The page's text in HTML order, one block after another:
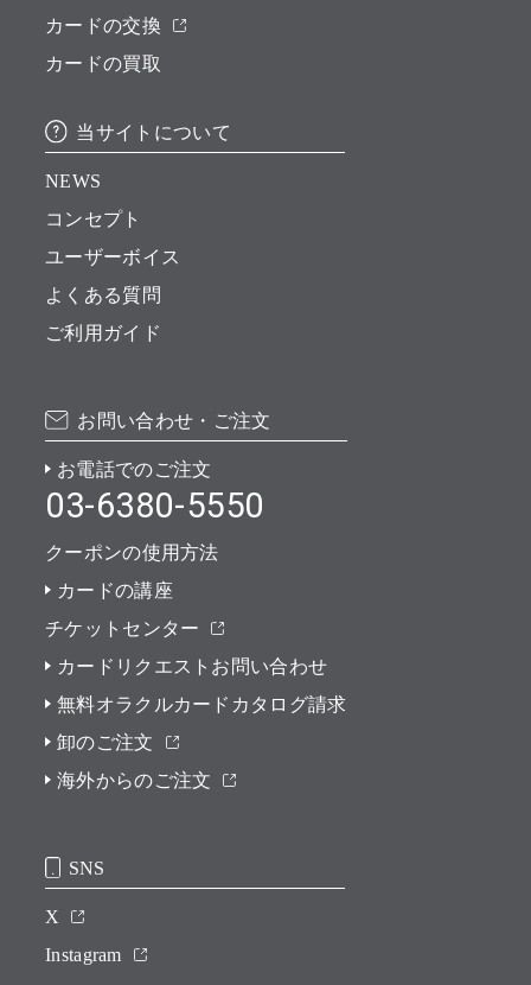
カードの交換
カードの買取
当サイトについて
NEWS
コンセプト
ユーザーボイス
よくある質問
ご利用ガイド
お問い合わせ・ご注文
お電話でのご注文
03-6380-5550
クーポンの使用方法
カードの講座
チケットセンター
カードリクエストお問い合わせ
無料オラクルカードカタログ請求
卸のご注文
海外からのご注文
SNS
X
Instagram